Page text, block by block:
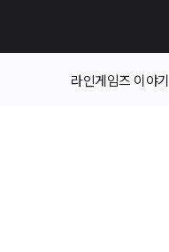
라인게임즈 이야기